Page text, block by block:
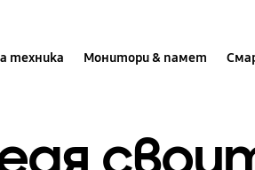
техника Монитори & памет